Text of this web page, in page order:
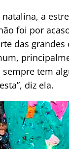
a
foi por
das
tem
diz ela.